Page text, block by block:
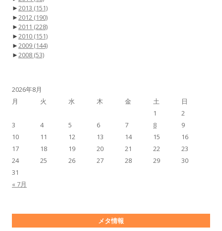
►2013 (151)
►2012 (190)
►2011 (228)
►2010 (151)
►2009 (144)
►2008 (53)
2026年8月
月
火 水 木 金 土 日
« 7月
1
2
3
4 5 6 7 8
9
10
11 12 13 14 15
16
17
18 19 20 21 22
23
24
25 26 27 28 29
30
31
メタ情報